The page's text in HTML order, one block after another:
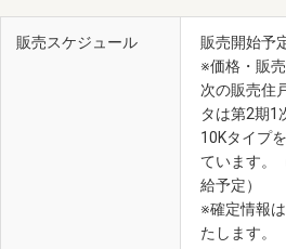
販売スケジュール
販売開始予
※価格・販
次の販売住
タは第2期1
10Kタイプ
ています。
給予定）
※確定情報
たします。